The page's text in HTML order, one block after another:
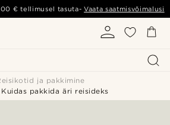
€ tellimusel tasuta-Vaata saatmisvõimalusi
ja pakkimine
pakkida äri reisideks